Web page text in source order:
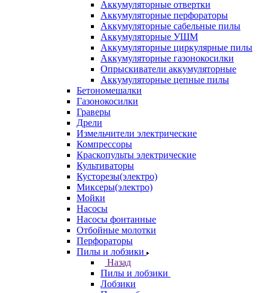
Аккумуляторные отвертки
Аккумуляторные перфораторы
Аккумуляторные сабельные пилы
Аккумуляторные УШМ
Аккумуляторные циркулярные пилы
Аккумуляторные газонокосилки
Опрыскиватели аккумуляторные
Аккумуляторные цепные пилы
Бетономешалки
Газонокосилки
Граверы
Дрели
Измельчители электрические
Компрессоры
Краскопульты электрические
Культиваторы
Кусторезы(электро)
Миксеры(электро)
Мойки
Насосы
Насосы фонтанные
Отбойные молотки
Перфораторы
Пилы и лобзики
Назад
Пилы и лобзики
Лобзики